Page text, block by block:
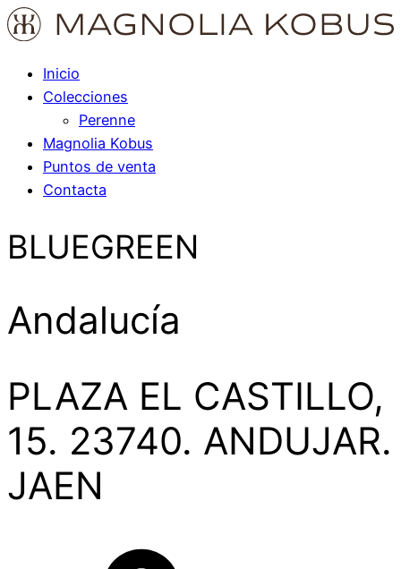
Inicio
Colecciones
Perenne
Magnolia Kobus
Puntos de venta
Contacta
BLUEGREEN
Andalucía
PLAZA EL CASTILLO,
15. 23740. ANDUJAR.
JAEN